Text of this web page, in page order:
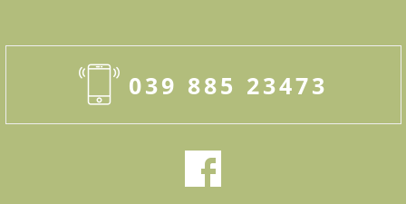
039 885 23473